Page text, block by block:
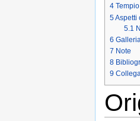
4
5Aspetti
5.1
6
7 Note
8
9